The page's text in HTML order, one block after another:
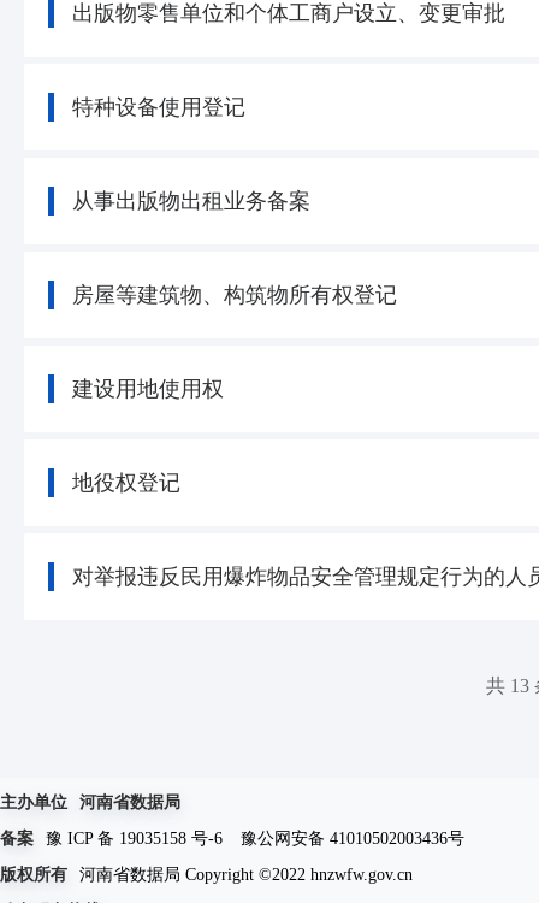
出版物零售单位和个体工商户设立、变更审批
特种设备使用登记
从事出版物出租业务备案
房屋等建筑物、构筑物所有权登记
建设用地使用权
地役权登记
对举报违反民用爆炸物品安全管理规定行为的人
共 13
主办单位
河南省数据局
备案
豫 ICP 备 19035158 号-6
豫公网安备 41010502003436号
版权所有
河南省数据局 Copyright ©2022 hnzwfw.gov.cn